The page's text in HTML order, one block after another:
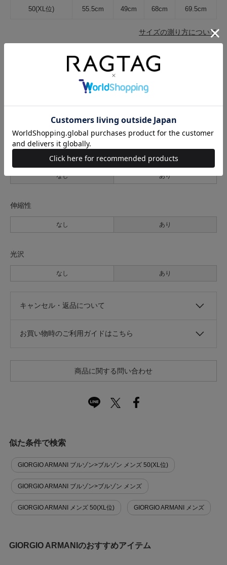
50(XL位) 55.5cm 49cm 68cm 69.5cm
サイズの測り方について
普通
裏地
あり
なし あり
伸縮性
なし あり
光沢
なし あり
キャンセル・返品について
お買い物時のご利用ガイドはこちら
商品に関する問い合わせ
似た条件で検索
GIORGIO ARMANI ブルゾン>ブルゾン メンズ 50(XL位)
GIORGIO ARMANI ブルゾン>ブルゾン メンズ
GIORGIO ARMANI メンズ 50(XL位) GIORGIO ARMANI メンズ
GIORGIO ARMANIのおすすめアイテム